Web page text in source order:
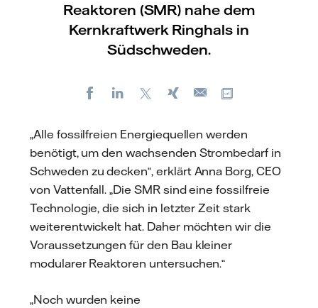
Reaktoren (SMR) nahe dem
Kernkraftwerk Ringhals in
Südschweden.
FacebookLinkedIn Xing
E-
„Alle fossilfreien Energiequellen werden
benötigt, um den wachsenden Strombedarf in
Schweden zu decken“, erklärt Anna Borg, CEO
von Vattenfall. „Die SMR sind eine fossilfreie
Technologie, die sich in letzter Zeit stark
weiterentwickelt hat. Daher möchten wir die
Voraussetzungen für den Bau kleiner
modularer Reaktoren untersuchen.“
„Noch wurden keine